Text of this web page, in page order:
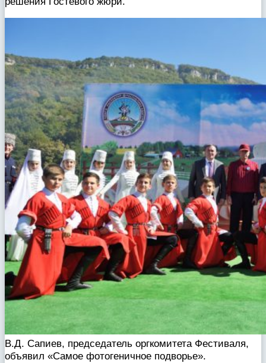
В.Д. Сапиев, председатель оргкомитета Фестиваля,
объявил «Самое фотогеничное подворье».